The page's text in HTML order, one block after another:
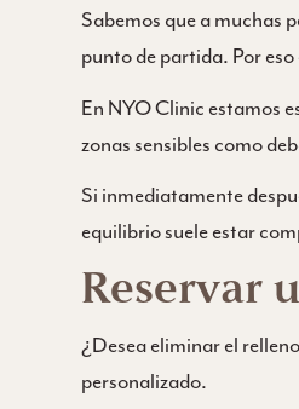
Sabemos que a muchas
punto de partida. Por
En NYO Clinic estamos
zonas sensibles como
Si inmediatamente
equilibrio suele estar
Reservar
¿Desea eliminar el
personalizado.